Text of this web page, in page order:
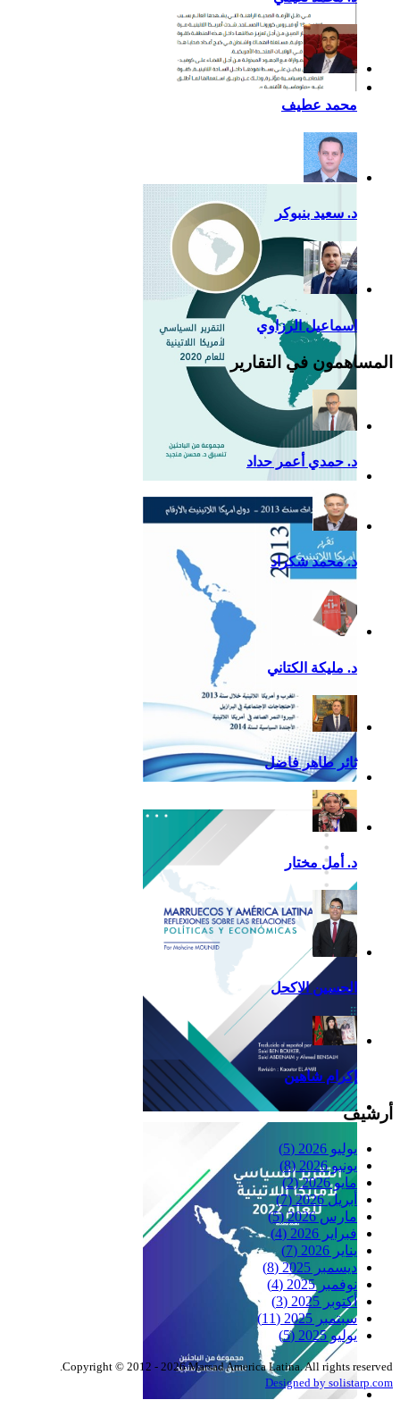
إضافية لدعم القوة الناعمة
للصين في أمريكا اللاتينية
التقرير السياسي لأمريكا
اللاتينية للعام 2020
تقرير أمريكا اللاتينية لسنة
2013
Reflexiones
محمد عطيف
د. سعيد بنبوكر
اسماعيل الرزاوي
المساهمون في التقارير
د. حمدي أعمر حداد
د. محمد شكراد
د. مليكة الكتاني
ثائر طاهر فاضل
د. أمل مختار
الحسين الاكحل
إكرام شاهين
أرشيف
يوليو 2026
(5)
يونيو 2026
(8)
مايو 2026
(2)
أبريل 2026
(7)
مارس 2026
(5)
فبراير 2026
(4)
يناير 2026
(7)
ديسمبر 2025
(8)
نوفمبر 2025
(4)
أكتوبر 2025
(3)
سبتمبر 2025
(11)
يوليو 2025
(5)
Copyright © 2012 - 2026 Marsad America Latina. All rights reserved.
Designed by solistarp.com